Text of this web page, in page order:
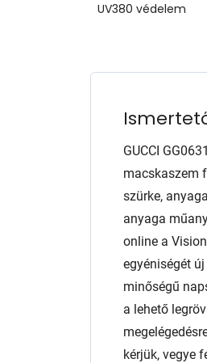
UV380 védelem
GUCCI
macskaszem
szürke,
anyaga
online a
egyéniségét
minőségű
a lehető
kérjük, vegye